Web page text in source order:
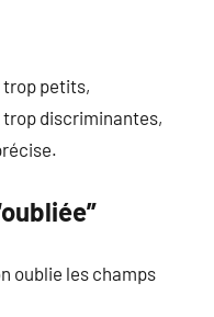
trop petits,
discriminantes,
oublie les champs